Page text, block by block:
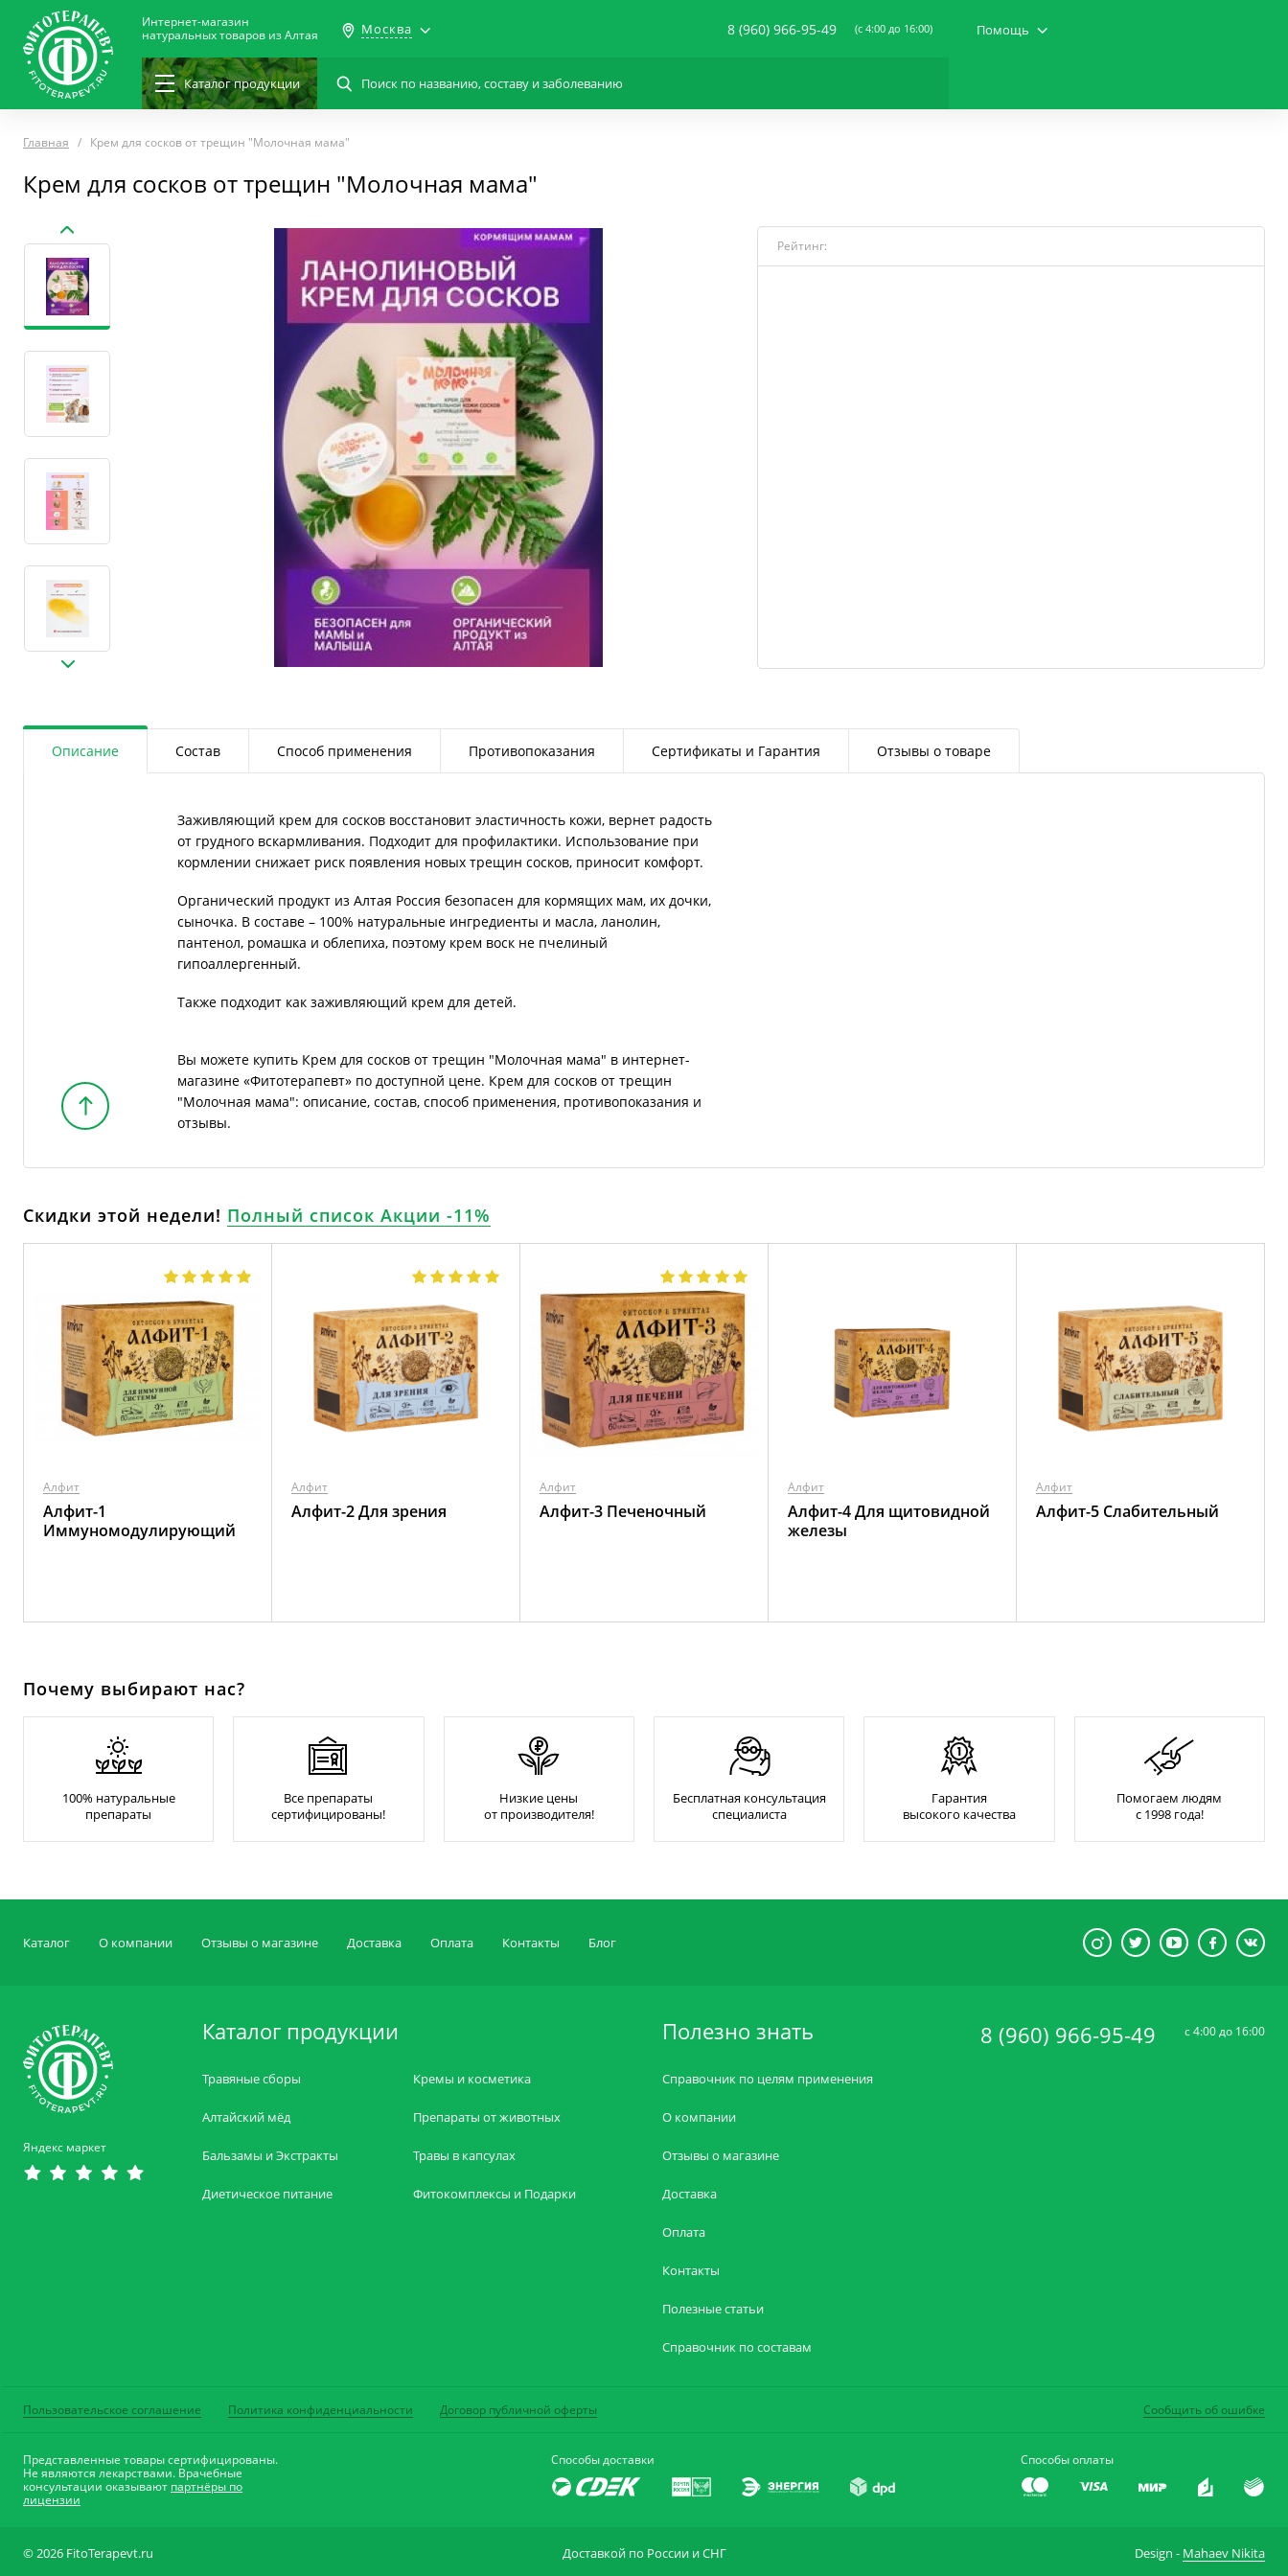
Интернет-магазин
натуральных товаров из Алтая
Москва 8 (960) 966-95-49 (c 4:00 до 16:00) Помощь
Каталогпродукции
Главная Крем для сосков от трещин "Молочная мама"
Крем для сосков от трещин "Молочная мама"
Рейтинг:
Описание Состав Способ применения Противопоказания Сертификаты и Гарантия Отзывы о товаре
Заживляющий крем для сосков восстановит эластичность кожи, вернет радость
от грудного вскармливания. Подходит для профилактики. Использование при
кормлении снижает риск появления новых трещин сосков, приносит комфорт.
Органический продукт из Алтая Россия безопасен для кормящих мам, их дочки,
сыночка. В составе – 100% натуральные ингредиенты и масла, ланолин,
пантенол, ромашка и облепиха, поэтому крем воск не пчелиный
гипоаллергенный.
Также подходит как заживляющий крем для детей.
Вы можете купить Крем для сосков от трещин "Молочная мама" в интернет-
магазине «Фитотерапевт» по доступной цене. Крем для сосков от трещин
"Молочная мама": описание, состав, способ применения, противопоказания и
отзывы.
Скидки этой недели! Полный список Акции -11%
Алфит
Алфит-1
Иммуномодулирующий
Алфит
Алфит-2 Для зрения
Алфит
Алфит-3 Печеночный
Алфит
Алфит-4 Для щитовидной
железы
Алфит
Алфит-5 Слабительный
Почему выбирают нас?
100% натуральные
препараты
Все препараты
сертифицированы!
Низкие цены
от производителя!
Бесплатная консультация
специалиста
Гарантия
высокого качества
Помогаем людям
с 1998 года!
Каталог О компании Отзывы о магазине Доставка Оплата Контакты Блог
Яндекс маркет
Каталог продукции
Травяные сборы
Алтайский мёд
Бальзамы и Экстракты
Диетическое питание
Кремы и косметика
Препараты от животных
Травы в капсулах
Фитокомплексы и Подарки
Полезно знать
Справочник по целям применения
О компании
Отзывы о магазине
Доставка
Оплата
Контакты
Полезные статьи
Справочник по составам
8 (960) 966-95-49 c 4:00 до 16:00
Пользовательское соглашение Политика конфиденциальности Договор публичной оферты Сообщить об ошибке
Представленные товары сертифицированы.
Не являются лекарствами. Врачебные
консультации оказывают партнёры по
лицензии
Способы доставки Способы оплаты
© 2026 FitoTerapevt.ru Доставкой по России и СНГ Design - Mahaev Nikita